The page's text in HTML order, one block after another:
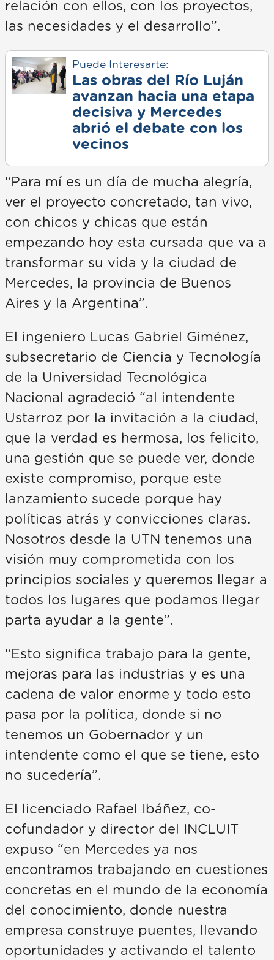
relación con ellos, con los proyectos,
las necesidades y el desarrollo”.
Puede Interesarte:
Las obras del Río Luján
avanzan hacia una etapa
decisiva y Mercedes
abrió el debate con los
vecinos
“Para mí es un día de mucha alegría,
ver el proyecto concretado, tan vivo,
con chicos y chicas que están
empezando hoy esta cursada que va a
transformar su vida y la ciudad de
Mercedes, la provincia de Buenos
Aires y la Argentina”.
El ingeniero Lucas Gabriel Giménez,
subsecretario de Ciencia y Tecnología
de la Universidad Tecnológica
Nacional agradeció “al intendente
Ustarroz por la invitación a la ciudad,
que la verdad es hermosa, los felicito,
una gestión que se puede ver, donde
existe compromiso, porque este
lanzamiento sucede porque hay
políticas atrás y convicciones claras.
Nosotros desde la UTN tenemos una
visión muy comprometida con los
principios sociales y queremos llegar a
todos los lugares que podamos llegar
parta ayudar a la gente”.
“Esto significa trabajo para la gente,
mejoras para las industrias y es una
cadena de valor enorme y todo esto
pasa por la política, donde si no
tenemos un Gobernador y un
intendente como el que se tiene, esto
no sucedería”.
El licenciado Rafael Ibáñez, co-
cofundador y director del INCLUIT
expuso “en Mercedes ya nos
encontramos trabajando en cuestiones
concretas en el mundo de la economía
del conocimiento, donde nuestra
empresa construye puentes, llevando
oportunidades y activando el talento